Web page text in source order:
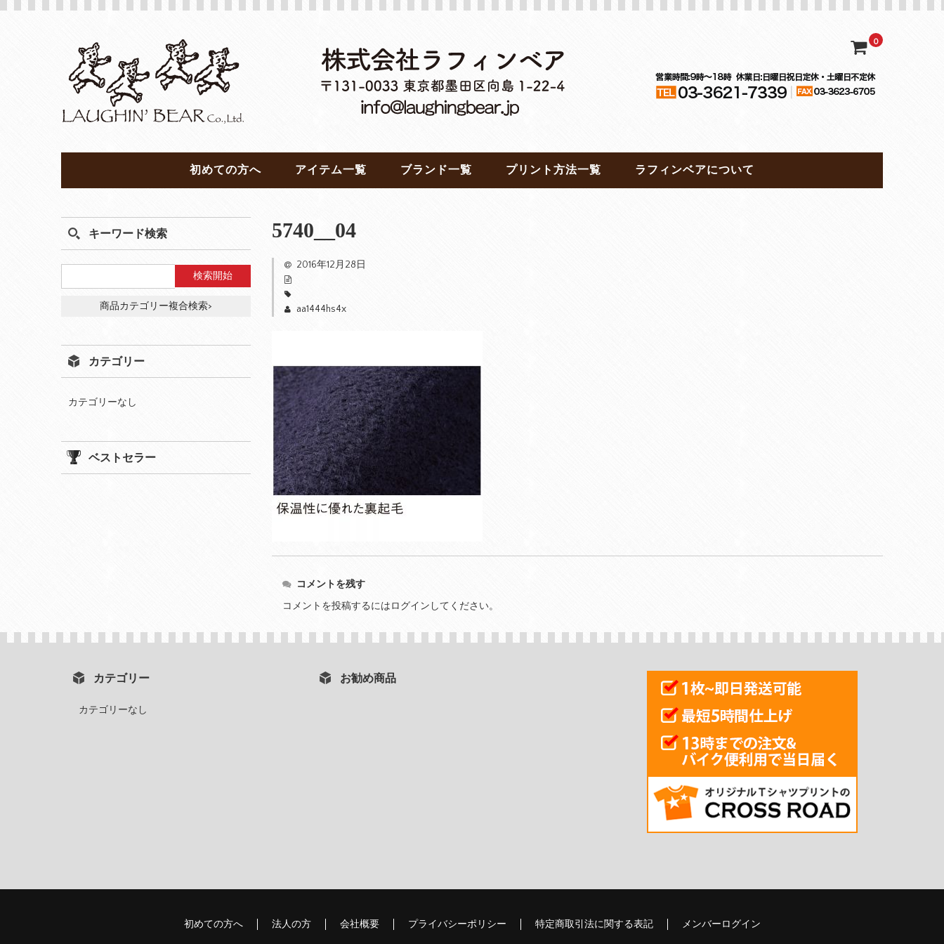
0
初めての方へ アイテム一覧 ブランド一覧 プリント方法一覧 ラフィンベアについて
5740__04
2016年12月28日
aa1444hs4x
コメントを残す
コメントを投稿するにはログイン してください。
キーワード検索
商品カテゴリー複合検索>
カテゴリー
カテゴリーなし
ベストセラー
カテゴリー
カテゴリーなし
お勧め商品
初めての方へ 法人の方 会社概要 プライバシーポリシー 特定商取引法に関する表記 メンバーログイン